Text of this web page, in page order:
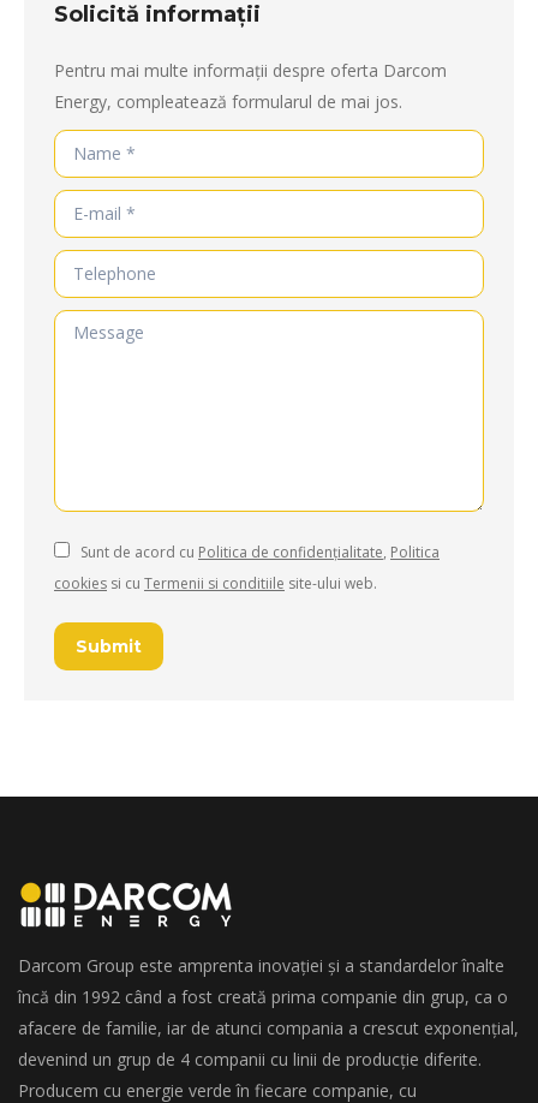
Solicită informații
Pentru mai multe informații despre oferta Darcom
Energy, compleatează formularul de mai jos.
Name *
E-mail *
Telephone
Message
Sunt de acord cu Politica de confidențialitate, Politica
cookies si cu Termenii si conditiile site-ului web.
Submit
Darcom Group este amprenta inovației și a standardelor înalte
încă din 1992 când a fost creată prima companie din grup, ca o
afacere de familie, iar de atunci compania a crescut exponențial,
devenind un grup de 4 companii cu linii de producție diferite.
Producem cu energie verde în fiecare companie, cu